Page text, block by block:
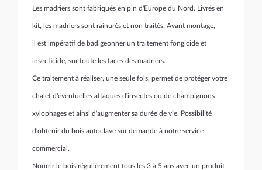
Les madriers sont fabriqués en pin d'Europe du Nord. Livrés en
kit, les madriers sont rainurés et non traités. Avant montage,
il est impératif de badigeonner un traitement fongicide et
insecticide, sur toute les faces des madriers.
Ce traitement à réaliser, une seule fois, permet de protéger votre
chalet d'éventuelles attaques d'insectes ou de champignons
xylophages et ainsi d'augmenter sa durée de vie. Possibilité
d'obtenir du bois autoclave sur demande à notre service
commercial.
Nourrir le bois régulièrement tous les 3 à 5 ans avec un produit